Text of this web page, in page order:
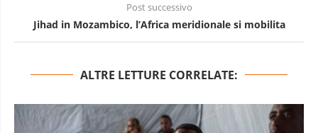
Post successivo
Jihad in Mozambico, l’Africa meridionale si mobilita
ALTRE LETTURE CORRELATE: